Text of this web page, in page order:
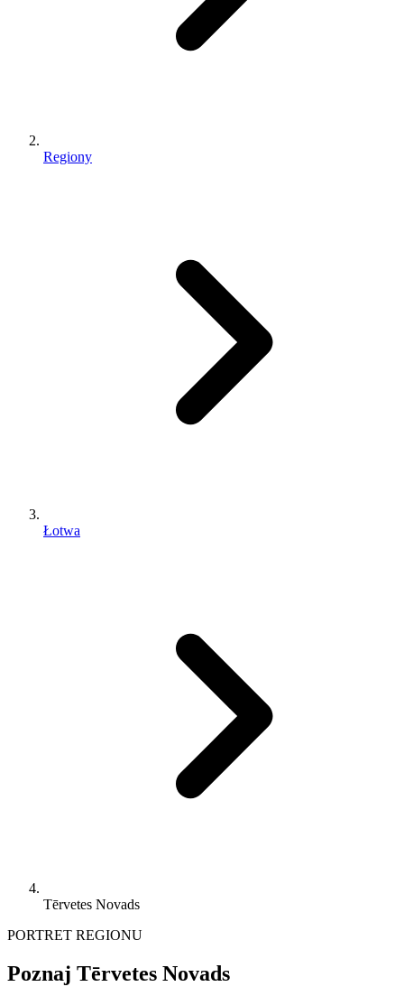
Regiony
Łotwa
Tērvetes Novads
PORTRET REGIONU
Poznaj Tērvetes Novads